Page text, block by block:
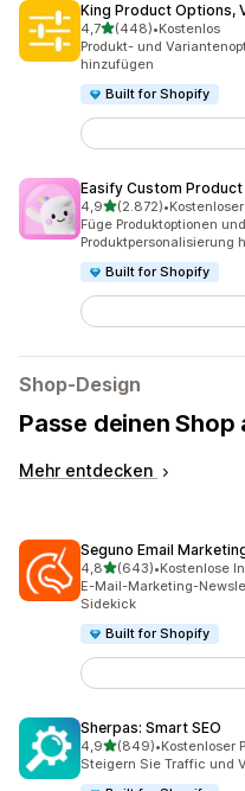
King Product Options,
4,7von 5 Sternen
(448)
448 Rezensionen
•Kostenlos
Produkt- und
hinzufügen
Built for Shopify
Easify Custom
4,9von 5 Sternen
(2.872)
2872 Rezensionen
•
Füge Produktoptionen
Produktpersonalisierung
Built for Shopify
Shop-Design
Passe deinen Shop
Mehr entdecken
Seguno Email
4,8von 5 Sternen
(643)
643 Rezensionen
•Kostenlose
E-Mail-Marketing-
Sidekick
Built for Shopify
Sherpas: Smart SEO
4,9von 5 Sternen
(849)
849 Rezensionen
•Kostenloser
Steigern Sie Traffic und